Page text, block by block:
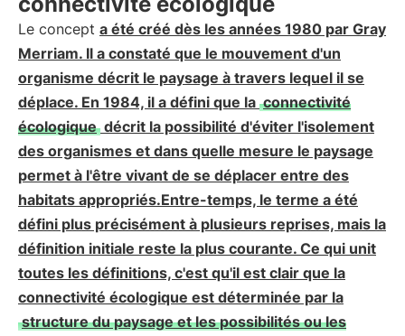
Le concept a été créé dès les années 1980 par Gray
Merriam. Il a constaté que le mouvement d'un
organisme décrit le paysage à travers lequel il se
déplace. En 1984, il a défini que la connectivité
écologique décrit la possibilité d'éviter l'isolement
des organismes et dans quelle mesure le paysage
permet à l'être vivant de se déplacer entre des
habitats appropriés.Entre-temps, le terme a été
défini plus précisément à plusieurs reprises, mais la
définition initiale reste la plus courante. Ce qui unit
toutes les définitions, c'est qu'il est clair que la
connectivité écologique est déterminée par la
structure du paysage et les possibilités ou les